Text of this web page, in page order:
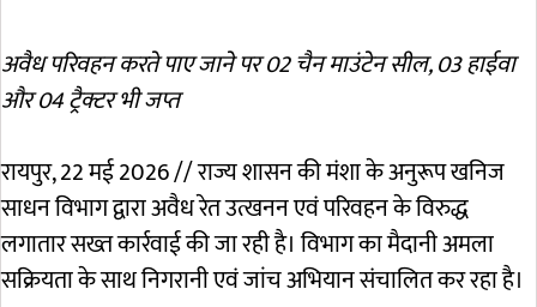
अवैध परिवहन करते पाए जाने पर 02 चैन माउंटेन सील, 03 हाईवा
और 04 ट्रैक्टर भी जप्त
रायपुर, 22 मई 2026 // राज्य शासन की मंशा के अनुरूप खनिज
साधन विभाग द्वारा अवैध रेत उत्खनन एवं परिवहन के विरुद्ध
लगातार सख्त कार्रवाई की जा रही है। विभाग का मैदानी अमला
सक्रियता के साथ निगरानी एवं जांच अभियान संचालित कर रहा है।